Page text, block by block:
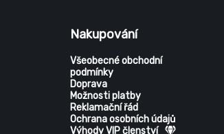
Nakupování
Všeobecné obchodní
podmínky
Doprava
Možnosti platby
Reklamační řád
Ochrana osobních údajů
Výhody VIP členství